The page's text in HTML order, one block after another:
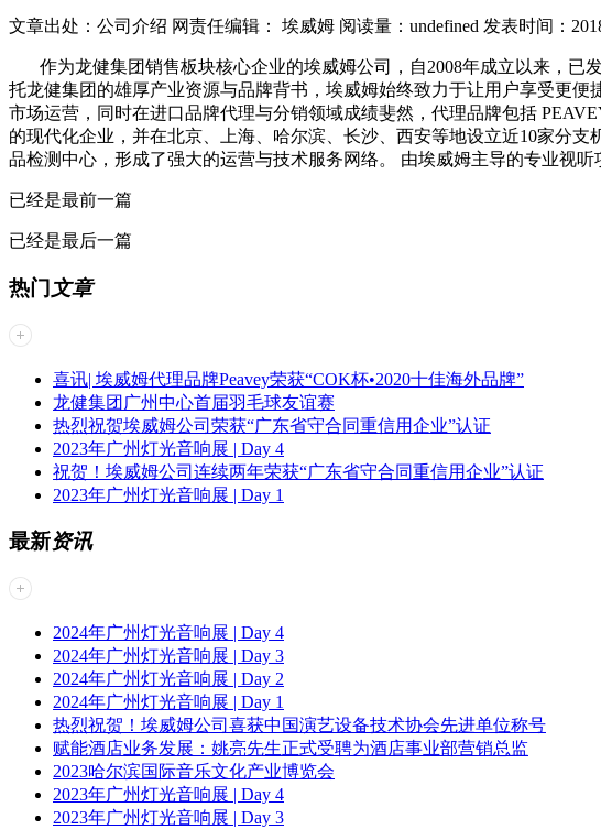
文章出处：公司介绍 网责任编辑： 埃威姆 阅读量： undefined 发表时间：
作为龙健集团销售板块核心企业的埃威姆公司，自2008年成立以来，已
托龙健集团的雄厚产业资源与品牌背书，埃威姆始终致力于让用户享受更
市场运营，同时在进口品牌代理与分销领域成绩斐然，代理品牌包括
的现代化企业，并在北京、上海、哈尔滨、长沙、西安等地设立近10家分支
品检测中心，形成了强大的运营与技术服务网络。 由埃威姆主导的专业视
已经是最前一篇
已经是最后一篇
热门 文章
喜讯| 埃威姆代理品牌Peavey荣获“COK杯•2020十佳海外品牌”
龙健集团广州中心首届羽毛球友谊赛
热烈祝贺埃威姆公司荣获“广东省守合同重信用企业”认证
2023年广州灯光音响展 | Day 4
祝贺！埃威姆公司连续两年荣获“广东省守合同重信用企业”认证
2023年广州灯光音响展 | Day 1
最新资讯
2024年广州灯光音响展 | Day 4
2024年广州灯光音响展 | Day 3
2024年广州灯光音响展 | Day 2
2024年广州灯光音响展 | Day 1
热烈祝贺！埃威姆公司喜获中国演艺设备技术协会先进单位称号
赋能酒店业务发展：姚亮先生正式受聘为酒店事业部营销总监
2023哈尔滨国际音乐文化产业博览会
2023年广州灯光音响展 | Day 4
2023年广州灯光音响展 | Day 3